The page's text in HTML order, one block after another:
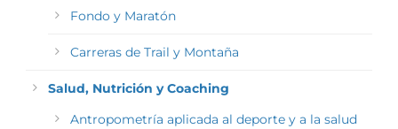
Fondo y Maratón
Carreras de Trail y Montaña
Salud, Nutrición y Coaching
Antropometría aplicada al deporte y a la salud